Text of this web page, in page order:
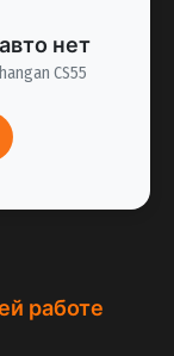
работе
нет
CS55